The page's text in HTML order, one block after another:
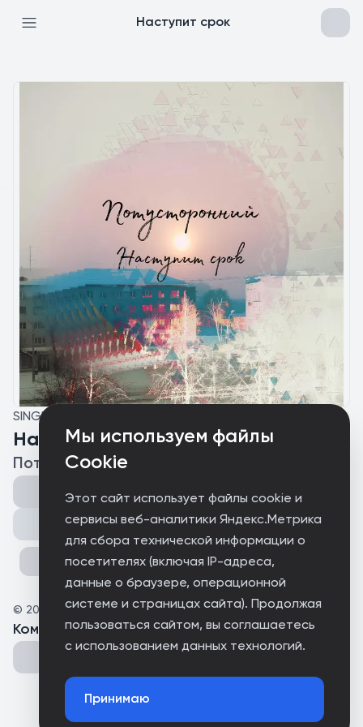
Мы используем файлы
Cookie
Этот сайт использует файлы cookie и
сервисы веб-аналитики Яндекс.Метрика
для сбора технической информации о
посетителях (включая IP-адреса,
данные о браузере, операционной
системе и страницах сайта). Продолжая
пользоваться сайтом, вы соглашаетесь
с использованием данных технологий.
Принимаю
Наступит срок
SINGLE
Наступит срок
Потусторонний
Поделиться
© 2026 Потусторонний
Комментарии(0 )